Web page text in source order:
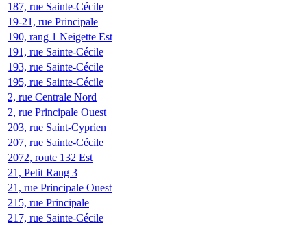
187, rue Sainte-Cécile
19-21, rue Principale
190, rang 1 Neigette Est
191, rue Sainte-Cécile
193, rue Sainte-Cécile
195, rue Sainte-Cécile
2, rue Centrale Nord
2, rue Principale Ouest
203, rue Saint-Cyprien
207, rue Sainte-Cécile
2072, route 132 Est
21, Petit Rang 3
21, rue Principale Ouest
215, rue Principale
217, rue Sainte-Cécile